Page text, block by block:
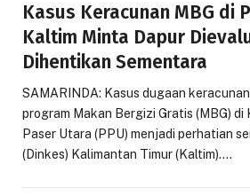
Kasus Keracunan MBG di
Kaltim Minta Dapur
Dihentikan Sementara
SAMARINDA: Kasus dugaan
program Makan Bergizi Gratis (MBG) di
Paser Utara (PPU) menjadi perhatian
(Dinkes) Kalimantan Timur (Kaltim).…